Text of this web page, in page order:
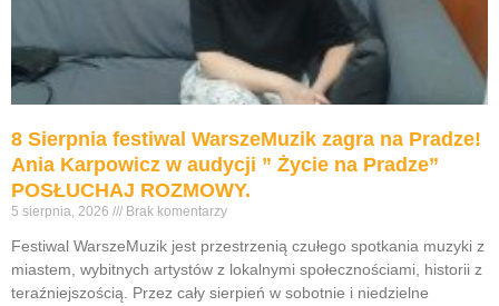
8 Sierpnia festiwal WarszeMuzik zagra na Pradze!
Ania Karpowicz w audycji ” Życie na Pradze”
POSŁUCHAJ ROZMOWY.
5 sierpnia, 2026 Brak komentarzy
Festiwal WarszeMuzik jest przestrzenią czułego spotkania muzyki z
miastem, wybitnych artystów z lokalnymi społecznościami, historii z
teraźniejszością. Przez cały sierpień w sobotnie i niedzielne